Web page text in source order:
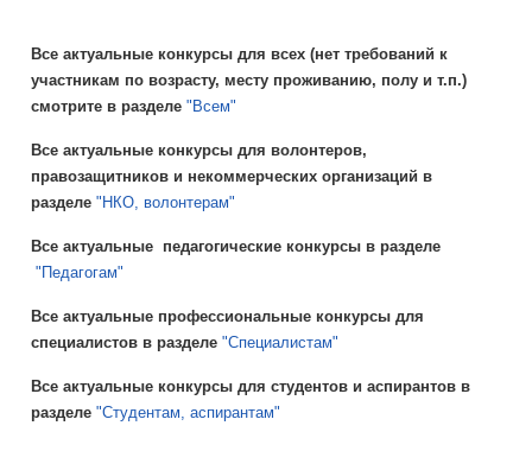
Все актуальные конкурсы для всех (нет требований к
участникам по возрасту, месту проживанию, полу и т.п.)
смотрите в разделе"Всем"
Все актуальные конкурсы для волонтеров,
правозащитников и некоммерческих организаций в
разделе"НКО, волонтерам"
Все актуальные педагогические конкурсы в разделе
"Педагогам"
Все актуальные профессиональные конкурсы для
специалистов в разделе"Специалистам"
Все актуальные конкурсы для студентов и аспирантов в
разделе"Студентам, аспирантам"